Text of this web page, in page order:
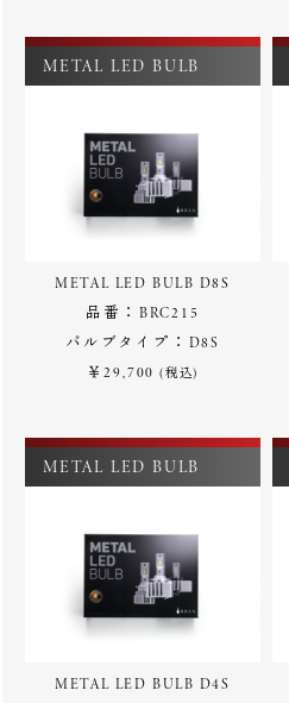
METAL LED BULB
METAL LED BULB D8S
品番：BRC215
バルブタイプ：D8S
￥29,700(税込)
METAL LED BULB
METAL LED BULB D4S